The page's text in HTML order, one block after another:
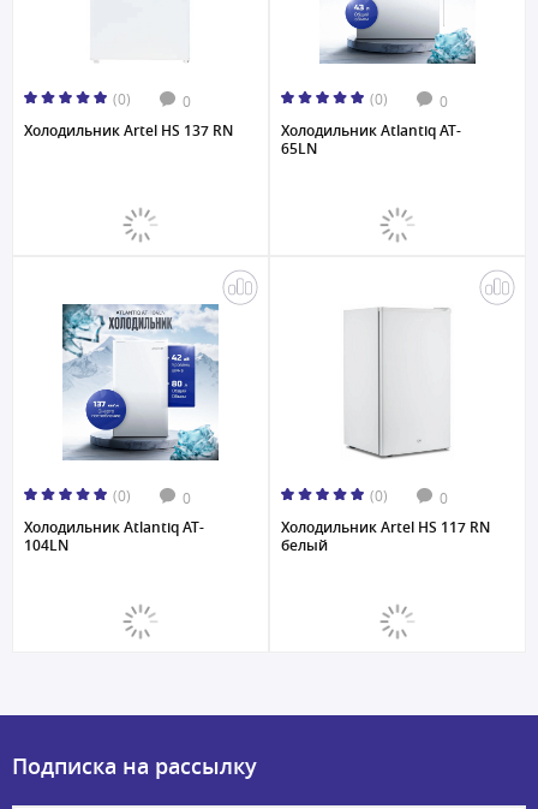
(0) 0
Холодильник Artel HS 137 RN
(0) 0
Холодильник Atlantiq AT-
65LN
(0) 0
Холодильник Atlantiq AT-
104LN
(0) 0
Холодильник Artel HS 117 RN
белый
Подписка на рассылку